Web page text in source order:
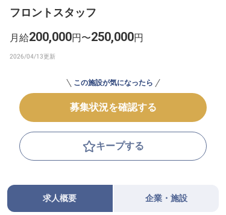
採用をお考えの企業様へ
フロントスタッフ
月給200,000円〜250,000円
この施設が気になったら
募集状況を確認する
キープする
求人概要 企業・施設